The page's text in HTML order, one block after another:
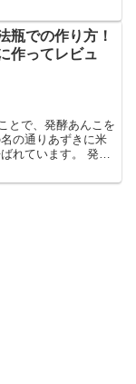
瓶での作り方！
作ってレビュ
とで、発酵あんこを
の通りあずきに米
れています。 発酵